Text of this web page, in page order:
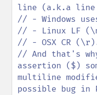
line (a.k.a line
// - Windows
// - Linux LF
// - OSX CR
// And that's
assertion ($)
multiline
possible bug in